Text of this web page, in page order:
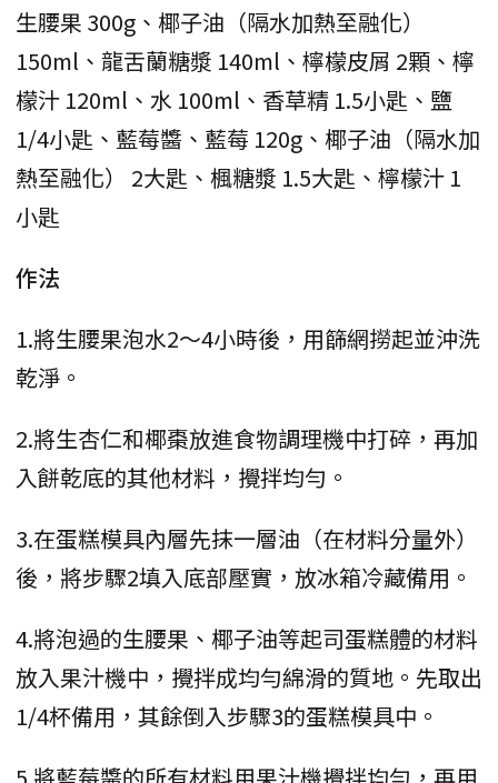
生腰果 300g、椰子油（隔水加熱至融化）
150ml、龍舌蘭糖漿 140ml、檸檬皮屑 2顆、檸
檬汁 120ml、水 100ml、香草精 1.5小匙、鹽
1/4小匙、藍莓醬、藍莓 120g、椰子油（隔水加
熱至融化） 2大匙、楓糖漿 1.5大匙、檸檬汁 1
小匙
作法
1.將生腰果泡水2～4小時後，用篩網撈起並沖洗
乾淨。
2.將生杏仁和椰棗放進食物調理機中打碎，再加
入餅乾底的其他材料，攪拌均勻。
3.在蛋糕模具內層先抹一層油（在材料分量外）
後，將步驟2填入底部壓實，放冰箱冷藏備用。
4.將泡過的生腰果、椰子油等起司蛋糕體的材料
放入果汁機中，攪拌成均勻綿滑的質地。先取出
1/4杯備用，其餘倒入步驟3的蛋糕模具中。